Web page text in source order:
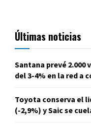
Últimas noticias
Santana prevé 2.000
del 3-4% en la red a
Toyota conserva el
(-2,9%) y Saic se